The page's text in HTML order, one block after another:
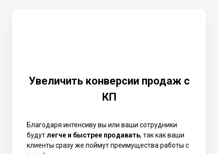
Увеличить конверсии продаж с
КП
Благодаря интенсиву вы или ваши сотрудники
будутлегче и быстрее продавать, так как ваши
клиенты сразу же поймут преимущества работы с